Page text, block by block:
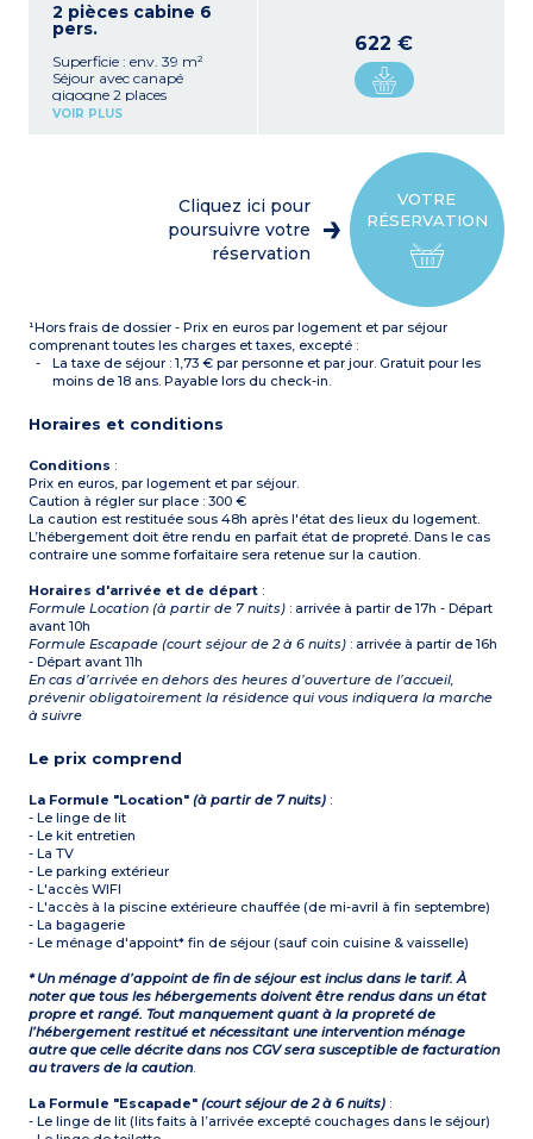
2 pièces cabine 6
pers.
Superficie : env. 39 m²
Séjour avec canapé
gigogne 2 places
Kitchenette équipée
Chambre avec 1 lit 160 cm
Cabine attenante à la
chambre avec 1 lit 140 cm
Salle de douche avec WC
Balcons (2x5m²)
VOIR PLUS
622 €
VOTRE
RÉSERVATION
Cliquez ici pour
poursuivre votre
réservation
¹Hors frais de dossier - Prix en euros par logement et par séjour
comprenant toutes les charges et taxes, excepté :
La taxe de séjour : 1,73 € par personne et par jour. Gratuit pour les
moins de 18 ans. Payable lors du check-in.
Horaires et conditions
Conditions :
Prix en euros, par logement et par séjour.
Caution à régler sur place : 300 €
La caution est restituée sous 48h après l'état des lieux du logement.
L’hébergement doit être rendu en parfait état de propreté. Dans le cas
contraire une somme forfaitaire sera retenue sur la caution.
Horaires d'arrivée et de départ :
Formule Location (à partir de 7 nuits) : arrivée à partir de 17h - Départ
avant 10h
Formule Escapade (court séjour de 2 à 6 nuits) : arrivée à partir de 16h
- Départ avant 11h
En cas d’arrivée en dehors des heures d’ouverture de l’accueil,
prévenir obligatoirement la résidence qui vous indiquera la marche
à suivre
Le prix comprend
La Formule "Location"(à partir de 7 nuits) :
- Le linge de lit
- Le kit entretien
- La TV
- Le parking extérieur
- L'accès WIFI
- L'accès à la piscine extérieure chauffée (de mi-avril à fin septembre)
- La bagagerie
- Le ménage d'appoint* fin de séjour (sauf coin cuisine & vaisselle)
* Un ménage d’appoint de fin de séjour est inclus dans le tarif. À
noter que tous les hébergements doivent être rendus dans un état
propre et rangé. Tout manquement quant à la propreté de
l’hébergement restitué et nécessitant une intervention ménage
autre que celle décrite dans nos CGV sera susceptible de facturation
au travers de la caution.
La Formule "Escapade"(court séjour de 2 à 6 nuits) :
- Le linge de lit (lits faits à l’arrivée excepté couchages dans le séjour)